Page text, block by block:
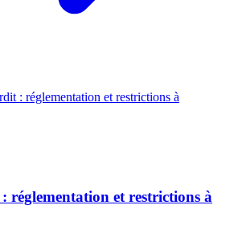
réglementation et restrictions à